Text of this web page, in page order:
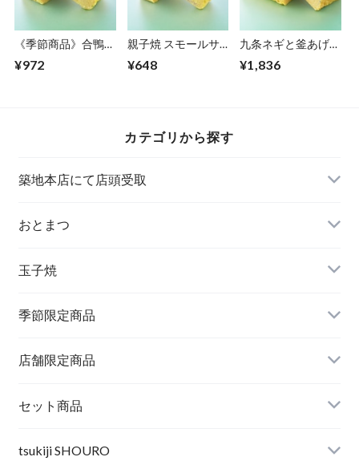
《季節商品》合鴨焼
ハーフサイズ
¥972
親子焼 スモールサ
¥648
九条ネギと釜あげシ
¥1,836
カテゴリから探す
築地本店にて店頭受取
おとまつ
玉子焼
季節限定商品
店舗限定商品
セット商品
tsukiji SHOURO